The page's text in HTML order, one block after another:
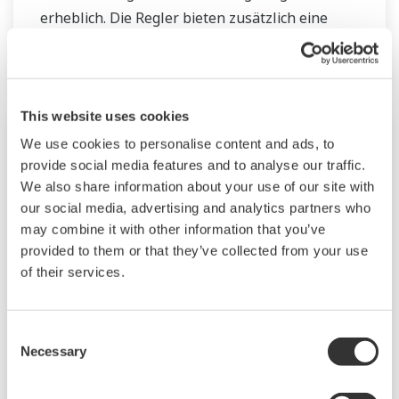
This website uses cookies
We use cookies to personalise content and ads, to
provide social media features and to analyse our traffic.
We also share information about your use of our site with
our social media, advertising and analytics partners who
may combine it with other information that you’ve
provided to them or that they’ve collected from your use
of their services.
Selection
Necessary
erheblich. Die Regler bieten zusätzlich eine
serienmäßige Ladder-Sequenzfunktion. Der
Regler spart durch seine geringe Tiefe Platz im
unterstützen die UT55A/UT52A-
Temperaturregler offene Netzwerke wie etwa
die Ethernetkommunikation.